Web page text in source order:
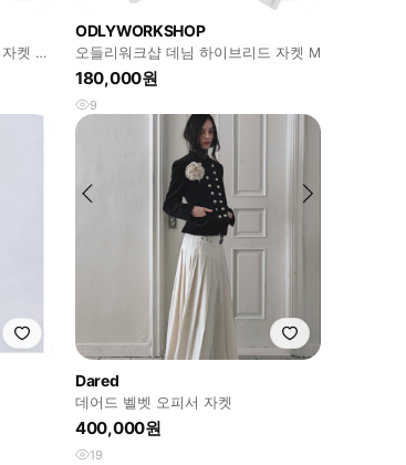
켓 버
ODLYWORKSHOP
오들리워크샵 데님 하이브리드 자켓 M
180,000원
9
Dared
데어드 벨벳 오피서 자켓
400,000원
19